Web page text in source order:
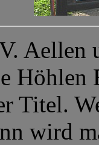
Aellen
Höhlen
Titel.
wird